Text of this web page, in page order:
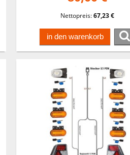
Nettopreis:67,23 €
in den warenkorb